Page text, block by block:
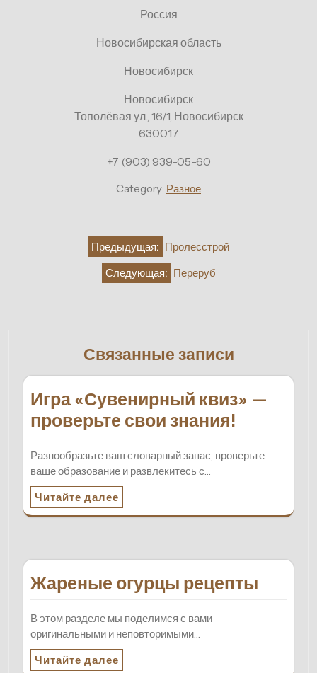
Россия
Новосибирская область
Новосибирск
Новосибирск
Тополёвая ул., 16/1, Новосибирск
630017
+7 (903) 939-05-60
Category: Разное
НавигацияПредыдущая: Пролесстрой
Следующая: Переруб
Связанные записи
Игра «Сувенирный квиз» —
проверьте свои знания!
Разнообразьте ваш словарный запас, проверьте
ваше образование и развлекитесь с…
Читайте далее
Жареные огурцы рецепты
В этом разделе мы поделимся с вами
оригинальными и неповторимыми…
Читайте далее